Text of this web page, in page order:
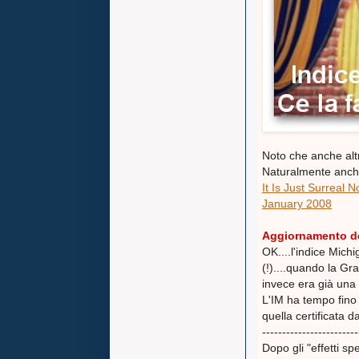
Noto che anche
Naturalmente
It Is Just Surreal
January 2008
Aggiornamento
OK....l'indice
(!)....quando la
invece era già
L'IM ha tempo
quella certificata
Dopo gli "effetti